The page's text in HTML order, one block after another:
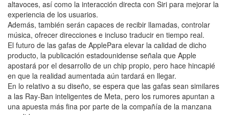
altavoces, así como la interacción directa con Siri para mejorar la
experiencia de los usuarios.
Además, también serán capaces de recibir llamadas, controlar
música, ofrecer direcciones e incluso traducir en tiempo real.
El futuro de las gafas de ApplePara elevar la calidad de dicho
producto, la publicación estadounidense señala que Apple
apostará por el desarrollo de un chip propio, pero hace hincapié
en que la realidad aumentada aún tardará en llegar.
En lo relativo a su diseño, se espera que las gafas sean similares
a las Ray-Ban inteligentes de Meta, pero los rumores apuntan a
una apuesta más fina por parte de la compañía de la manzana